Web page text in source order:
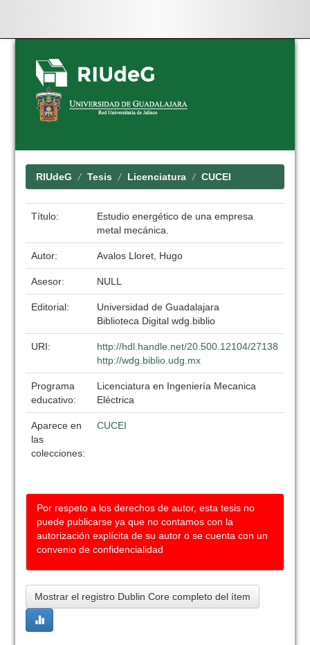
Skip
navigation
RIUdeG Tesis Licenciatura CUCEI
Título:
Estudio energético de una empresa
metal mecánica.
Autor: Avalos Lloret, Hugo
Asesor: NULL
Editorial:
Universidad de Guadalajara
Biblioteca Digital wdg.biblio
URI:
http://hdl.handle.net/20.500.12104/27138
http://wdg.biblio.udg.mx
Programa
educativo:
Licenciatura en Ingeniería Mecanica
Eléctrica
Aparece en
las
colecciones:
CUCEI
Por respeto a los derechos de autor, esta tesis no
puede publicarse ya que no contamos con la
autorización explícita de su autor o se cuenta con un
convenio de confidencialidad
Mostrar el registro Dublin Core completo del ítem